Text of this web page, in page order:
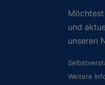
und
unseren
Weitere